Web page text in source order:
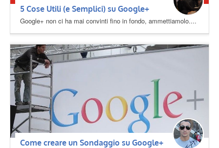
5 Cose Utili (e Semplici) su Google+
Google+ non ci ha mai convinti fino in fondo, ammettiamolo....
Come creare un Sondaggio su Google+